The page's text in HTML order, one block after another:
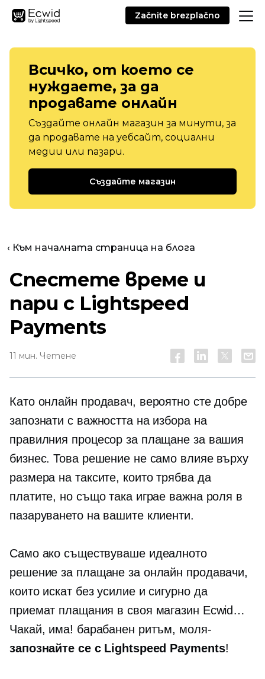
Začnite brezplačno
Всичко, от което се
нуждаете, за да
продавате онлайн
Създайте онлайн магазин за минути, за
да продавате на уебсайт, социални
медии или пазари.
Създайте магазин
‹ Към началната страница на блога
Спестете време и
пари с Lightspeed
Payments
11 мин. Четене
Като онлайн продавач, вероятно сте добре
запознати с важността на избора на
правилния процесор за плащане за вашия
бизнес. Това решение не само влияе върху
размера на таксите, които трябва да
платите, но също така играе важна роля в
пазаруването на вашите клиенти.
Само ако съществуваше идеалното
решение за плащане за онлайн продавачи,
които искат без усилие и сигурно да
приемат плащания в своя магазин Ecwid…
Чакай, има! барабанен ритъм, моля-
запознайте се с Lightspeed Payments!